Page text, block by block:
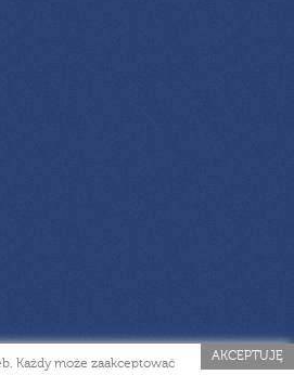
Każdy może zaakceptować
AKCEPTUJĘ